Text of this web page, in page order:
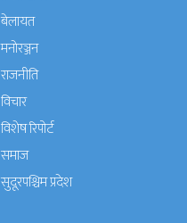
बेलायत
मनाेरञ्जन
राजनीति
विचार
विशेष रिपोर्ट
समाज
सुदूरपश्चिम प्रदेश